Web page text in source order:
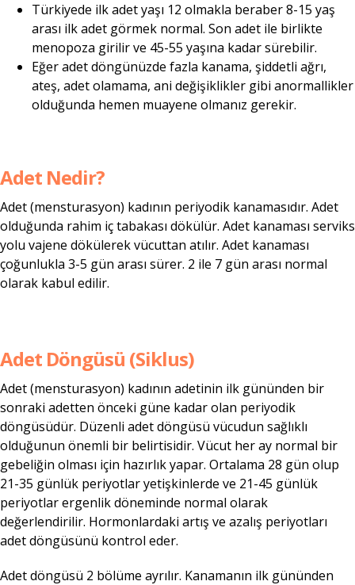
Türkiyede ilk adet yaşı 12 olmakla beraber 8-15 yaş
arası ilk adet görmek normal. Son adet ile birlikte
menopoza girilir ve 45-55 yaşına kadar sürebilir.
Eğer adet döngünüzde fazla kanama, şiddetli ağrı,
ateş, adet olamama, ani değişiklikler gibi anormallikler
olduğunda hemen muayene olmanız gerekir.
Adet Nedir?
Adet (mensturasyon) kadının periyodik kanamasıdır. Adet
olduğunda rahim iç tabakası dökülür. Adet kanaması serviks
yolu vajene dökülerek vücuttan atılır. Adet kanaması
çoğunlukla 3-5 gün arası sürer. 2 ile 7 gün arası normal
olarak kabul edilir.
Adet Döngüsü (Siklus)
Adet (mensturasyon) kadının adetinin ilk gününden bir
sonraki adetten önceki güne kadar olan periyodik
döngüsüdür. Düzenli adet döngüsü vücudun sağlıklı
olduğunun önemli bir belirtisidir. Vücut her ay normal bir
gebeliğin olması için hazırlık yapar. Ortalama 28 gün olup
21-35 günlük periyotlar yetişkinlerde ve 21-45 günlük
periyotlar ergenlik döneminde normal olarak
değerlendirilir. Hormonlardaki artış ve azalış periyotları
adet döngüsünü kontrol eder.
Adet döngüsü 2 bölüme ayrılır. Kanamanın ilk gününden